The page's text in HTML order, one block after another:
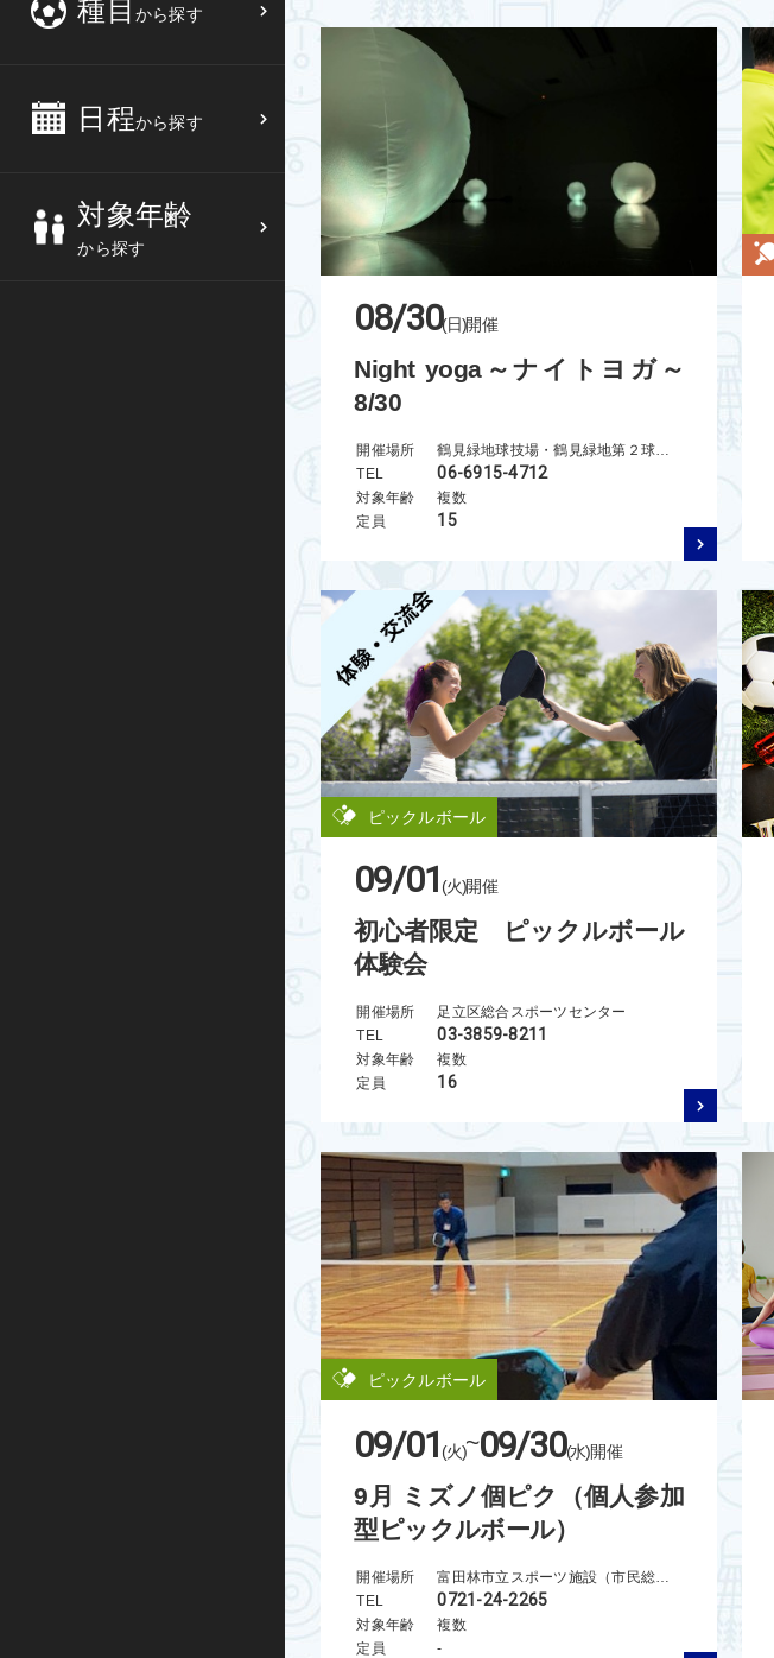
近畿
四国
種目 から探す
レーボール
フトテニス
日程から探す
4
11
25 26 27
対象年齢
から探す
08/30(日)開催
Night yoga～ナイトヨガ～
8/30
開催場所
鶴見緑地球技場・鶴見緑地第２球技場・鶴見緑地第２運動場
TEL
06-6915-4712
対象年齢
複数
定員
15
ピックルボール
09/01 (火)開催
初心者限定 ピックルボール
体験会
開催場所
足立区総合スポーツセンター
TEL
03-3859-8211
対象年齢
複数
定員
16
ピックルボール
09/01 (火)~09/30(水)開催
9月 ミズノ個ピク（個人参加
型ピックルボール）
開催場所
富田林市立スポーツ施設（市民総合体育館）
TEL
0721-24-2265
対象年齢
複数
定員
-